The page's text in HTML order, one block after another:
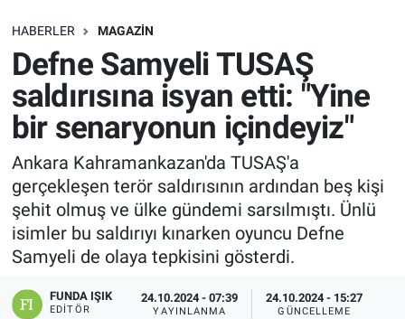
HABERLER MAGAZIN
Defne Samyeli TUSAŞ
saldırısına isyan etti: "Yine
bir senaryonun içindeyiz"
Ankara Kahramankazan'da TUSAŞ'a
gerçekleşen terör saldırısının ardından beş kişi
şehit olmuş ve ülke gündemi sarsılmıştı. Ünlü
isimler bu saldırıyı kınarken oyuncu Defne
Samyeli de olaya tepkisini gösterdi.
FUNDA IŞIK
EDITÖR
24.10.2024 - 07:39
YAYINLANMA
24.10.2024 - 15:27
GÜNCELLEME
SAĞLIK
EKONOMİ
EĞİTİM
ÖZEL HABER
Keşfet
ASTROLOJİ
MANŞET